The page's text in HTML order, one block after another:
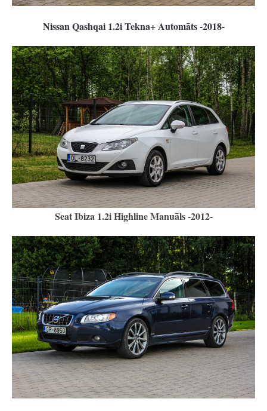
Nissan Qashqai 1.2i Tekna+ Automāts -2018-
Seat Ibiza 1.2i Highline Manuāls -2012-